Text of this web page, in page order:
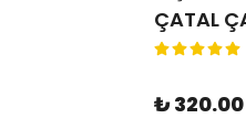
ÇATAL
₺ 320.00